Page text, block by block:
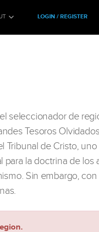
LOGIN / REGISTER
seleccionador de
Tesoros
Tribunal de Cristo,
para la doctrina de los
Sin embargo,